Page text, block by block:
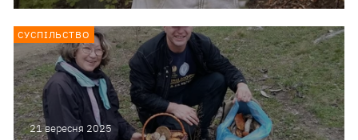
21 вересня 2025
СУСПІЛЬСТВО